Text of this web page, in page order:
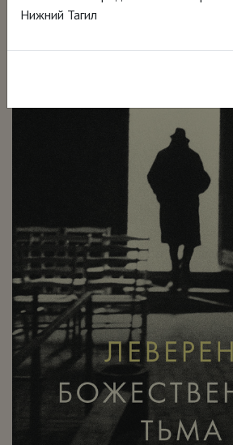
Нижний Тагил